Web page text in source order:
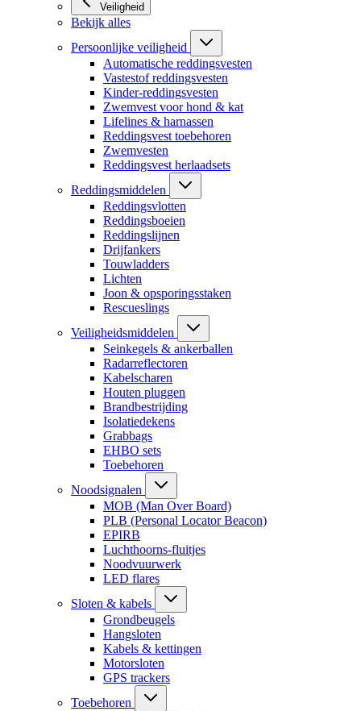
Veiligheid
Bekijk alles
Persoonlijke veiligheid
Automatische reddingsvesten
Vastestof reddingsvesten
Kinder-reddingsvesten
Zwemvest voor hond & kat
Lifelines & harnassen
Reddingsvest toebehoren
Zwemvesten
Reddingsvest herlaadsets
Reddingsmiddelen
Reddingsvlotten
Reddingsboeien
Reddingslijnen
Drijfankers
Touwladders
Lichten
Joon & opsporingsstaken
Rescueslings
Veiligheidsmiddelen
Seinkegels & ankerballen
Radarreflectoren
Kabelscharen
Houten pluggen
Brandbestrijding
Isolatiedekens
Grabbags
EHBO sets
Toebehoren
Noodsignalen
MOB (Man Over Board)
PLB (Personal Locator Beacon)
EPIRB
Luchthoorns-fluitjes
Noodvuurwerk
LED flares
Sloten & kabels
Grondbeugels
Hangsloten
Kabels & kettingen
Motorsloten
GPS trackers
Toebehoren